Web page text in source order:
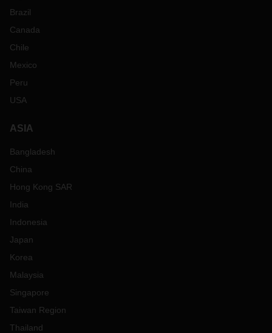
Brazil
Canada
Chile
Mexico
Peru
USA
ASIA
Bangladesh
China
Hong Kong SAR
India
Indonesia
Japan
Korea
Malaysia
Singapore
Taiwan Region
Thailand